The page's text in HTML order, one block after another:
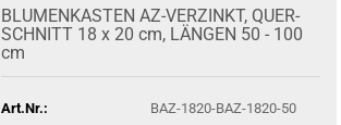
BLU­MEN­KAS­TEN AZ-​VERZINKT, QUER­
SCHNITT 18 x 20 cm, LÄN­GEN 50 - 100
cm
Art.Nr.:
BAZ-1820-BAZ-1820-50